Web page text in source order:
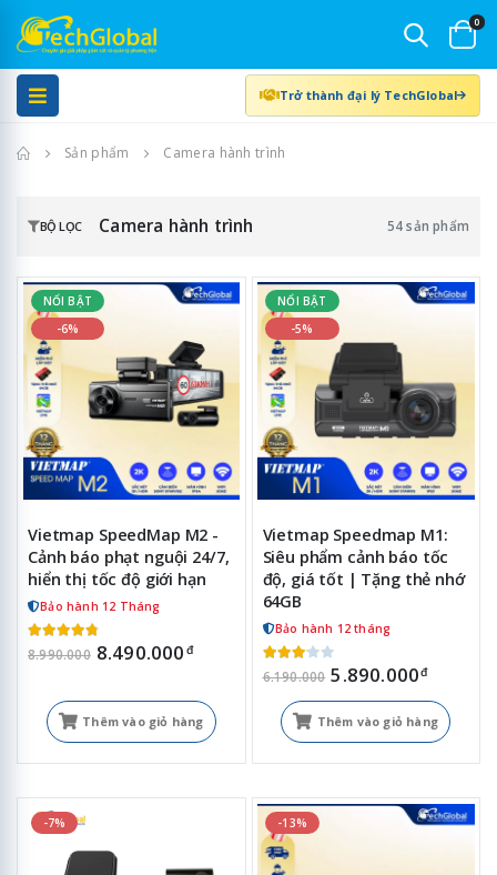
0
Trở thành đại lý TechGlobal
Trang chủSản phẩm Camera hành trình
BỘ LỌC Camera hành trình 54 sản phẩm
NỔI BẬT
-6%
Vietmap SpeedMap M2 -
Cảnh báo phạt nguội 24/7,
hiển thị tốc độ giới hạn
Bảo hành 12 Tháng
8.990.000 8.490.000 đ
Thêm vào giỏ hàng
NỔI BẬT
-5%
Vietmap Speedmap M1:
Siêu phẩm cảnh báo tốc
độ, giá tốt | Tặng thẻ nhớ
64GB
Bảo hành 12 tháng
6.190.000 5.890.000đ
Thêm vào giỏ hàng
-7% -13%